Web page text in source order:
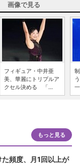
画像で見る
フィギュア・中井亜
美、華麗にトリプルア
クセル決める 「...
もっと見る
頻度、月1回以上が